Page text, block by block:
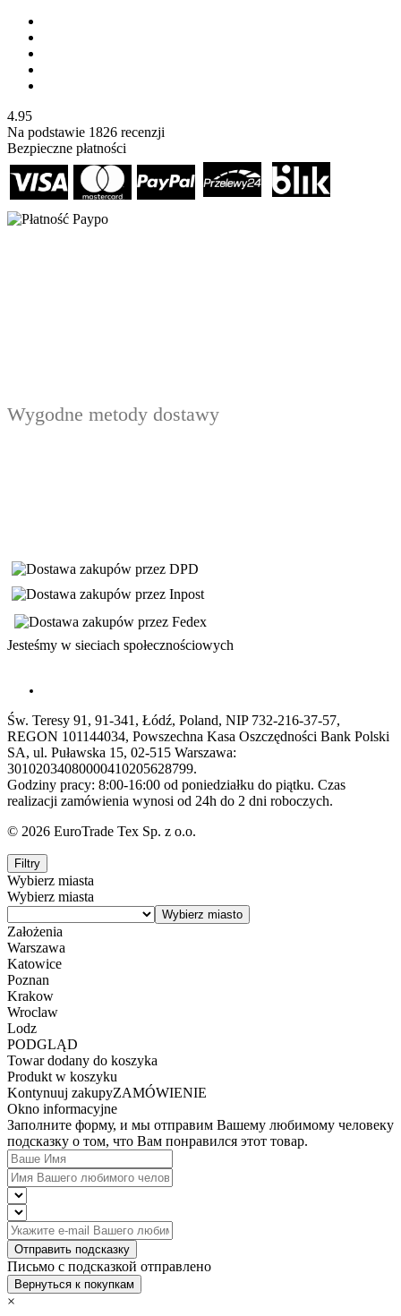
4.95
Na podstawie 1826 recenzji
Bezpieczne płatności
Wygodne metody dostawy
Jesteśmy w sieciach społecznościowych
Św. Teresy 91, 91-341, Łódź, Poland, NIP 732-216-37-57,
REGON 101144034, Powszechna Kasa Oszczędności Bank Polski
SA, ul. Puławska 15, 02-515 Warszawa:
30102034080000410205628799.
Godziny pracy: 8:00-16:00 od poniedziałku do piątku. Czas
realizacji zamówienia wynosi od 24h do 2 dni roboczych.
© 2026 EuroTrade Tex Sp. z o.o.
Filtry
Wybierz miasta
Wybierz miasta
Założenia
Warszawa
Katowice
Poznan
Krakow
Wroclaw
Lodz
PODGLĄD
Towar dodany do koszyka
Produkt w koszyku
Kontynuuj zakupyZAMÓWIENIE
Okno informacyjne
Заполните форму, и мы отправим Вашему любимому человеку
подсказку о том, что Вам понравился этот товар.
Отправить подсказку
Письмо с подсказкой отправлено
Вернуться к покупкам
×